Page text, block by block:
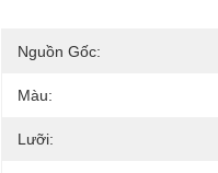
Nguồn Gốc:
Màu:
Lưỡi: